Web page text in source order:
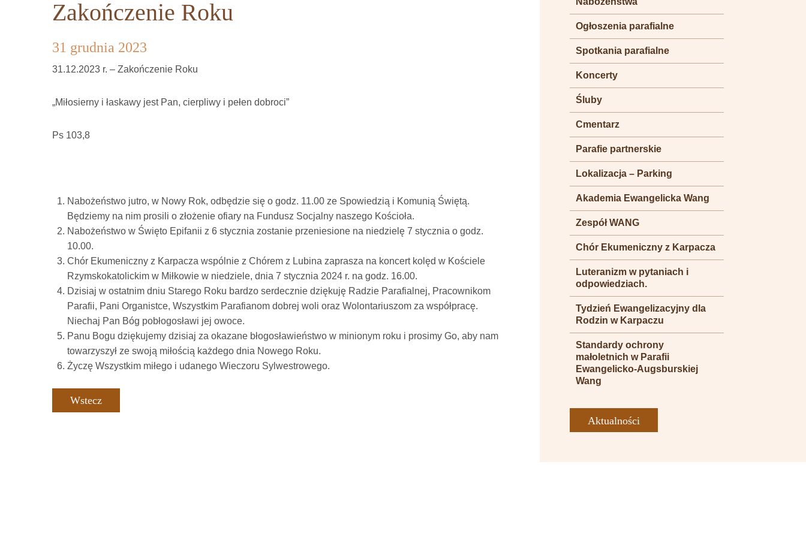
Zakończenie Roku
31 grudnia 2023
31.12.2023 r. – Zakończenie Roku
„Miłosierny i łaskawy jest Pan, cierpliwy i pełen dobroci”
Ps 103,8
Nabożeństwo jutro, w Nowy Rok, odbędzie się o godz. 11.00 ze Spowiedzią i Komunią Świętą.
Będziemy na nim prosili o złożenie ofiary na Fundusz Socjalny naszego Kościoła.
Nabożeństwo w Święto Epifanii z 6 stycznia zostanie przeniesione na niedzielę 7 stycznia o godz.
10.00.
Chór Ekumeniczny z Karpacza wspólnie z Chórem z Lubina zaprasza na koncert kolęd w Kościele
Rzymskokatolickim w Miłkowie w niedziele, dnia 7 stycznia 2024 r. na godz. 16.00.
Dzisiaj w ostatnim dniu Starego Roku bardzo serdecznie dziękuję Radzie Parafialnej, Pracownikom
Parafii, Pani Organistce, Wszystkim Parafianom dobrej woli oraz Wolontariuszom za współpracę.
Niechaj Pan Bóg pobłogosławi jej owoce.
Panu Bogu dziękujemy dzisiaj za okazane błogosławieństwo w minionym roku i prosimy Go, aby nam
towarzyszył ze swoją miłością każdego dnia Nowego Roku.
Życzę Wszystkim miłego i udanego Wieczoru Sylwestrowego.
Wstecz
Ogłoszenia parafialne
Spotkania parafialne
Koncerty
Śluby
Cmentarz
Parafie partnerskie
Lokalizacja – Parking
Akademia Ewangelicka Wang
Zespół WANG
Chór Ekumeniczny z Karpacza
Luteranizm w pytaniach i
odpowiedziach.
Tydzień Ewangelizacyjny dla
Rodzin w Karpaczu
Standardy ochrony
małoletnich w Parafii
Ewangelicko-Augsburskiej
Wang
Aktualności